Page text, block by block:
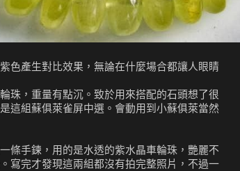
色產生對比效果，無論在什麼場合都讓人眼睛
珠，重量有點沉。致於用來搭配的石頭想了很
這組蘇俱萊雀屏中選。會動用到小蘇俱萊當然
條手鍊，用的是水透的紫水晶車輪珠，艷麗不
寫完才發現這兩組都沒有拍完整照片，不過一